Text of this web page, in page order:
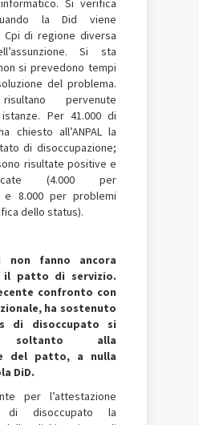
Si verifica
la Did viene
Cpi di regione diversa
Si sta
si prevedono tempi
del problema.
pervenute
istanze. Per 41.000 di
chiesto all’ANPAL la
di disoccupazione;
risultate positive e
(4.000 per
e 8.000 per problemi
dello status).
non fanno ancora
il patto di servizio.
confronto con
ha sostenuto
di disoccupato si
soltanto alla
del patto, a nulla
DiD.
per l’attestazione
disoccupato la